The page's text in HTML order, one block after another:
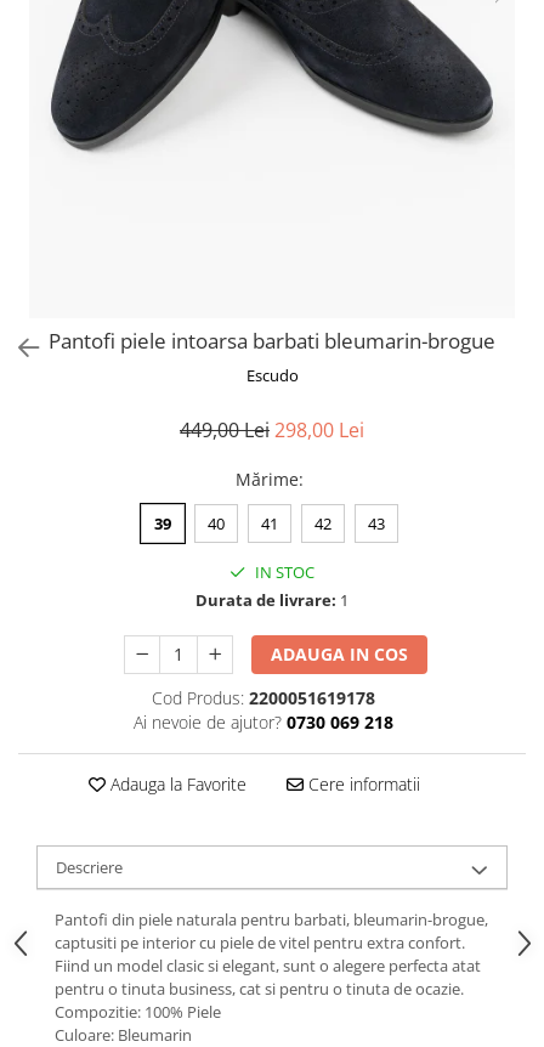
Pantofi piele intoarsa barbati bleumarin-brogue
Escudo
449,00 Lei298,00 Lei
Mărime:
39 40 41 42 43
IN STOC
Durata de livrare: 1
ADAUGA IN COS
Cod Produs: 2200051619178
Ai nevoie de ajutor? 0730 069 218
Adauga la Favorite Cere informatii
Descriere
Pantofi din piele naturala pentru barbati, bleumarin-brogue,
captusiti pe interior cu piele de vitel pentru extra confort.
Fiind un model clasic si elegant, sunt o alegere perfecta atat
pentru o tinuta business, cat si pentru o tinuta de ocazie.
Compozitie: 100% Piele
Culoare: Bleumarin